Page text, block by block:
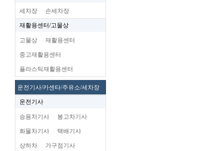
세차장 손세차장
재활용센터/고물상
고물상 재활용센터
중고재활용센터
플라스틱재활용센터
운전기사/카센타/주유소/세차장
운전기사
승용차기사 봉고차기사
화물차기사 택배기사
상하차 가구점기사